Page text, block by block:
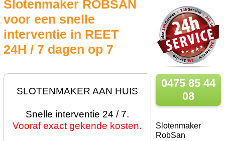
Slotenmaker ROBSAN
voor een snelle
interventie in REET
24H / 7 dagen op 7
SLOTENMAKER AAN HUIS
Snelle interventie 24 / 7.
Vooraf exact gekende kosten.
0475 85 44
08
Slotenmaker
RobSan